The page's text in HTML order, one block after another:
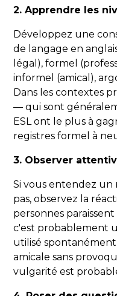
2. Apprendre les
Développez une
de langage en
légal), formel
informel (amical),
Dans les contextes
— qui sont
ESL ont le plus à
registres formel à
3. Observer
Si vous entendez un
pas, observez la
personnes
c'est probablement
utilisé
amicale sans
vulgarité est